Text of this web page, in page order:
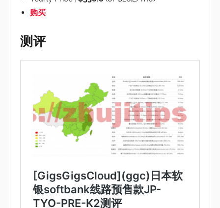
购买
测评